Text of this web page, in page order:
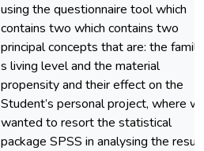
using the questionnaire tool which
contains two which contains two
principal concepts that are: the family
s living level and the material
propensity and their effect on the
Student’s personal project, where
wanted to resort the statistical
package SPSS in analysing the result